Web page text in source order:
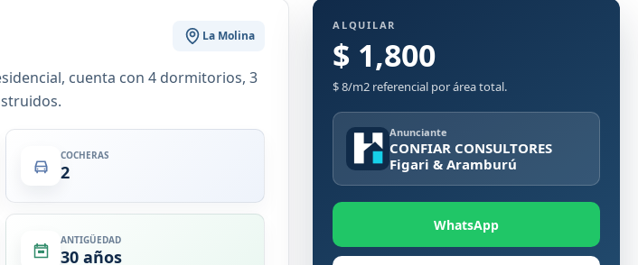
La Molina
cuenta con 4 dormitorios, 3
COCHERAS
2
ANTIGÜEDAD
30 años
ALQUILAR
$ 1,800
$ 8/m2 referencial por área total.
Anunciante
CONFIAR CONSULTORES
Figari & Aramburú
WhatsApp